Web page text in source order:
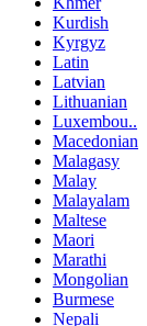
Kurdish
Kyrgyz
Latin
Latvian
Lithuanian
Luxembou..
Macedonian
Malagasy
Malay
Malayalam
Maltese
Maori
Marathi
Mongolian
Burmese
Nepali